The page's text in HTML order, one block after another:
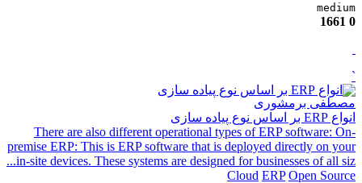
medium
0
1661
`
مصطفی برمشوری
انواع ERP بر اساس نوع پیاده سازی
There are also different operational types of ERP software: On-
premise ERP: This is ERP software that is deployed directly on your
in-site devices. These systems are designed for businesses of all siz...
Cloud ERP Open Source